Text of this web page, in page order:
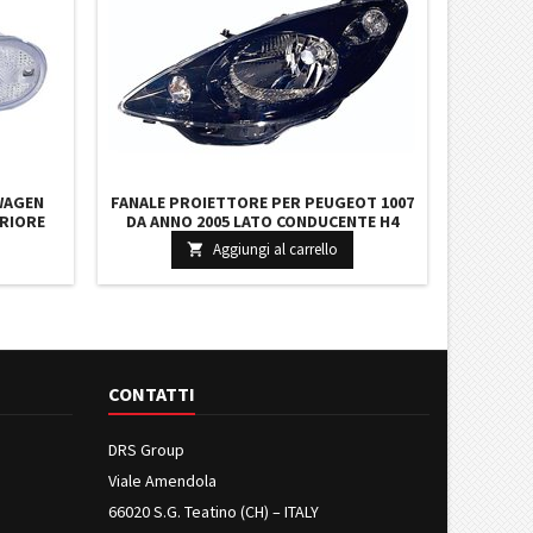
FANALE PROIETTORE PER PEUGEOT 1007
DA ANNO 2005 LATO CONDUCENTE H4
ALOGENO CON MOTORE ELETTRICO
PARABOLA NERA
 Aggiungi al carrello
CONTATTI
DRS Group
Viale Amendola
66020 S.G. Teatino (CH) – ITALY